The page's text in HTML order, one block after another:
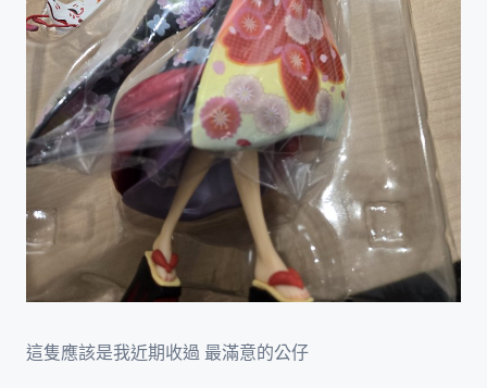
這隻應該是我近期收過 最滿意的公仔